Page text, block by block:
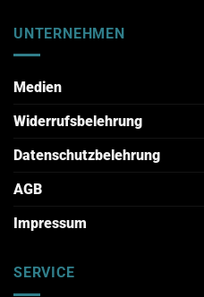
UNTERNEHMEN
Medien
Widerrufsbelehrung
Datenschutzbelehrung
AGB
Impressum
SERVICE